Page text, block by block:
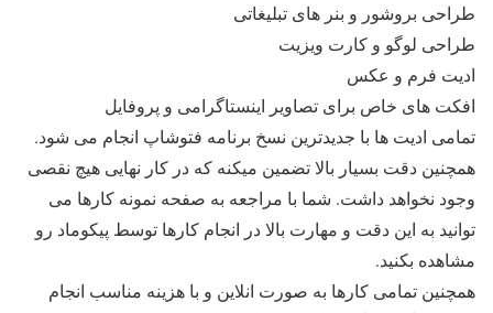
طراحی بروشور و بنر های تبلیغاتی
طراحی لوگو و کارت ویزیت
ادیت فرم و عکس
افکت های خاص برای تصاویر اینستاگرامی و پروفایل
تمامی ادیت ها با جدیدترین نسخ برنامه فتوشاپ انجام می شود.
همچنین دقت بسیار بالا تضمین میکنه که در کار نهایی هیچ نقصی
وجود نخواهد داشت. شما با مراجعه به صفحه نمونه کارها می
توانید به این دقت و مهارت بالا در انجام کارها توسط پیکوماد رو
مشاهده بکنید.
همچنین تمامی کارها به صورت انلاین و با هزینه مناسب انجام